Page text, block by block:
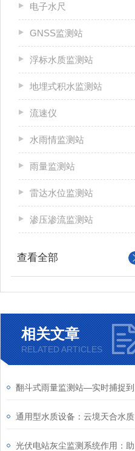
电子水尺
GNSS监测站
浮标水质监测站
地埋式积水监测站
流速仪
水雨情监测站
雨量监测站
雷达水位监测站
渗压渗流监测站
查看全部
相关文章
RELATED ARTICLES